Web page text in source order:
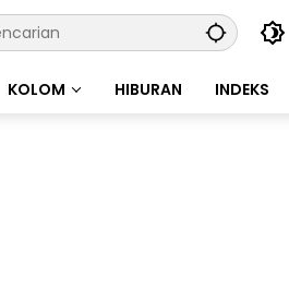
KOLOM HIBURAN INDEKS